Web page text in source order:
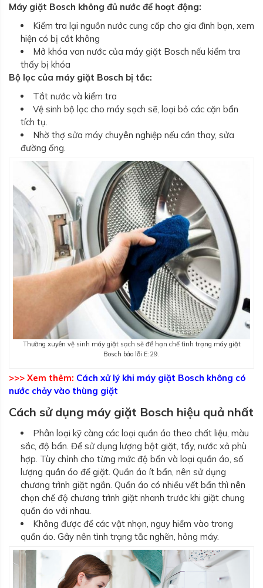
Máy giặt Bosch không đủ nước để hoạt động:
Kiểm tra lại nguồn nước cung cấp cho gia đình bạn, xem
hiện có bị cắt không
Mở khóa van nước của máy giặt Bosch nếu kiểm tra
thấy bị khóa
Bộ lọc của máy giặt Bosch bị tắc:
Tắt nước và kiểm tra
Vệ sinh bộ lọc cho máy sạch sẽ, loại bỏ các cặn bẩn
tích tụ.
Nhờ thợ sửa máy chuyên nghiệp nếu cần thay, sửa
đường ống.
Thường xuyên vệ sinh máy giặt sạch sẽ để hạn chế tình trạng máy giặt
Bosch báo lỗi E:29.
>>> Xem thêm: Cách xử lý khi máy giặt Bosch không có
nước chảy vào thùng giặt
Cách sử dụng máy giặt Bosch hiệu quả nhất
Phân loại kỹ càng các loại quần áo theo chất liệu, màu
sắc, độ bẩn. Để sử dụng lượng bột giặt, tẩy, nước xả phù
hợp. Tùy chỉnh cho từng mức độ bẩn và loại quần áo, số
lượng quần áo để giặt. Quần áo ít bẩn, nên sử dụng
chương trình giặt ngắn. Quần áo có nhiều vết bẩn thì nên
chọn chế độ chương trình giặt nhanh trước khi giặt chung
quần áo với nhau.
Không được để các vật nhọn, nguy hiểm vào trong
quần áo. Gây nên tình trạng tắc nghẽn, hỏng máy.